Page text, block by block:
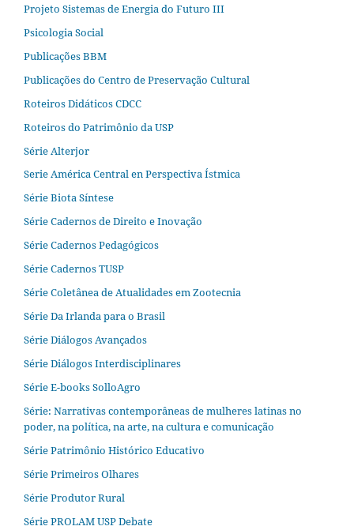
Projeto Sistemas de Energia do Futuro III
Psicologia Social
Publicações BBM
Publicações do Centro de Preservação Cultural
Roteiros Didáticos CDCC
Roteiros do Patrimônio da USP
Série Alterjor
Serie América Central en Perspectiva Ístmica
Série Biota Síntese
Série Cadernos de Direito e Inovação
Série Cadernos Pedagógicos
Série Cadernos TUSP
Série Coletânea de Atualidades em Zootecnia
Série Da Irlanda para o Brasil
Série Diálogos Avançados
Série Diálogos Interdisciplinares
Série E-books SolloAgro
Série: Narrativas contemporâneas de mulheres latinas no
poder, na política, na arte, na cultura e comunicação
Série Patrimônio Histórico Educativo
Série Primeiros Olhares
Série Produtor Rural
Série PROLAM USP Debate